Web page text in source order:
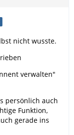
nicht wusste.
verwalten"
persönlich auch
Funktion,
gerade ins